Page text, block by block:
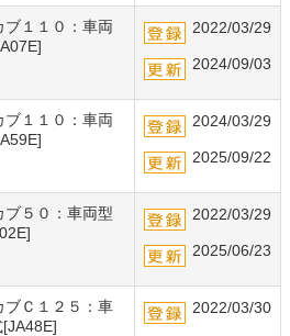
１１０：車両
2022/03/29
2024/09/03
１１０：車両
2024/03/29
2025/09/22
５０：車両型
2022/03/29
2025/06/23
ブＣ１２５：車
2022/03/30